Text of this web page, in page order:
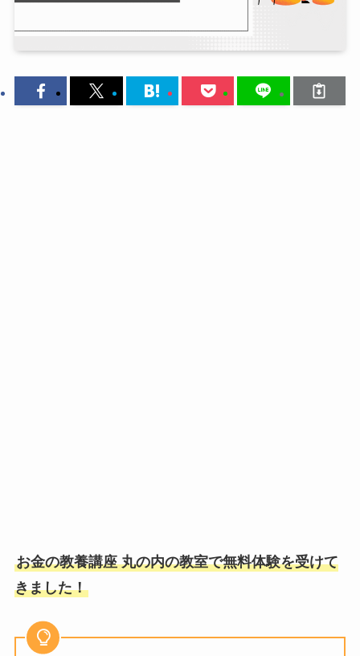
お金の教養講座 丸の内の教室で無料体験を受けて
きました！